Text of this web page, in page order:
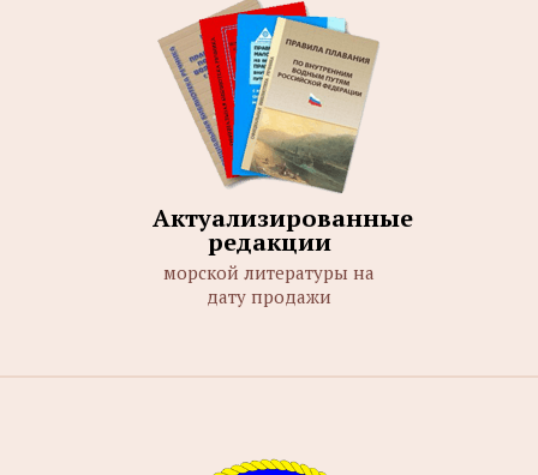
Актуализированные
редакции
морской литературы на
дату продажи